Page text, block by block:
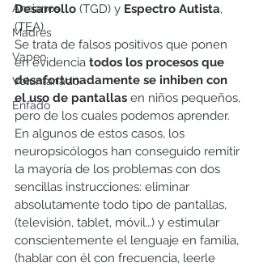
Ancianos
Madres
Vapeo
Voluntariado
Enfado
Desarrollo (TGD) y Espectro Autista,
(TEA).
Se trata de falsos positivos que ponen
en evidencia todos los procesos que
desafortunadamente se inhiben con
el uso de pantallas en niños pequeños,
pero de los cuales podemos aprender.
En algunos de estos casos, los
neuropsicólogos han conseguido remitir
la mayoría de los problemas con dos
sencillas instrucciones: eliminar
absolutamente todo tipo de pantallas,
(televisión, tablet, móvil…) y estimular
conscientemente el lenguaje en familia,
(hablar con él con frecuencia, leerle